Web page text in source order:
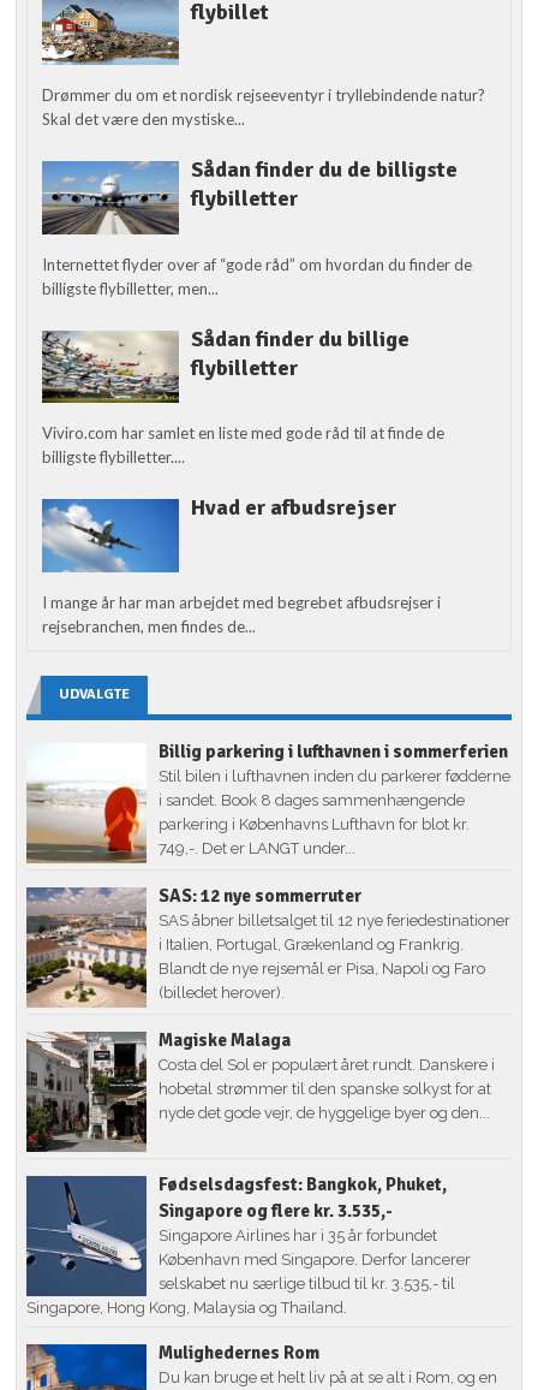
flybillet
Drømmer du om et nordisk rejseeventyr i tryllebindende natur?
Skal det være den mystiske...
Sådan finder du de billigste
flybilletter
Internettet flyder over af “gode råd” om hvordan du finder de
billigste flybilletter, men...
Sådan finder du billige
flybilletter
Viviro.com har samlet en liste med gode råd til at finde de
billigste flybilletter....
Hvad er afbudsrejser
I mange år har man arbejdet med begrebet afbudsrejser i
rejsebranchen, men findes de...
UDVALGTE
Billig parkering i lufthavnen i sommerferien
Stil bilen i lufthavnen inden du parkerer fødderne
i sandet. Book 8 dages sammenhængende
parkering i Københavns Lufthavn for blot kr.
749,-. Det er LANGT under...
SAS: 12 nye sommerruter
SAS åbner billetsalget til 12 nye feriedestinationer
i Italien, Portugal, Grækenland og Frankrig.
Blandt de nye rejsemål er Pisa, Napoli og Faro
(billedet herover).
Magiske Malaga
Costa del Sol er populært året rundt. Danskere i
hobetal strømmer til den spanske solkyst for at
nyde det gode vejr, de hyggelige byer og den...
Fødselsdagsfest: Bangkok, Phuket,
Singapore og flere kr. 3.535,-
Singapore Airlines har i 35 år forbundet
København med Singapore. Derfor lancerer
selskabet nu særlige tilbud til kr. 3.535,- til
Singapore, Hong Kong, Malaysia og Thailand.
Mulighedernes Rom
Du kan bruge et helt liv på at se alt i Rom, og en